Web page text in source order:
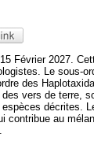
Février 2027.
Le sous-
des
vers de terre,
décrites.
contribue au